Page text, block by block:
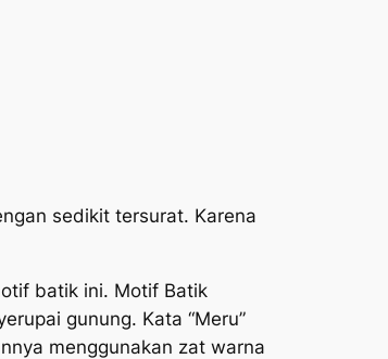
sedikit tersurat. Karena
batik ini. Motif Batik
gunung. Kata “Meru”
menggunakan zat warna